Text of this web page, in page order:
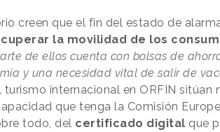
creen que el fin del estado de
la movilidad de los
de ellos cuenta con bolsas de
y una necesidad vital de salir de
turismo internacional en ORFIN sitúan
que tenga la Comisión
todo, del certificado digital que